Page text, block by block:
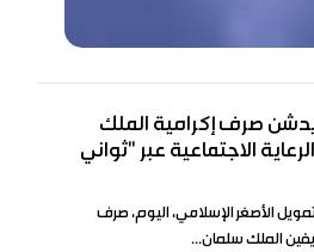
صرف إكرامية الملك
الاجتماعية عبر "ثواني
الأصغر الإسلامي، اليوم، صرف
الملك سلمان...